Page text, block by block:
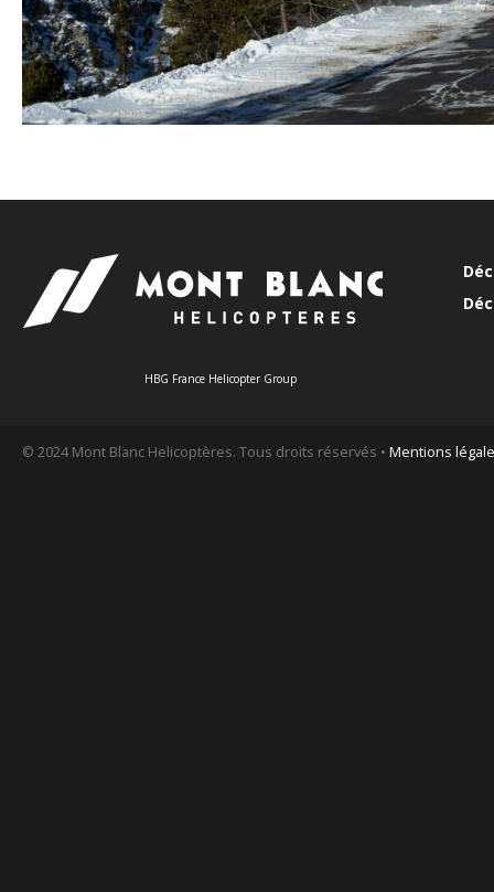
HBG France Helicopter Group
© 2024 Mont Blanc Helicoptères. Tous droits réservés • Mentions